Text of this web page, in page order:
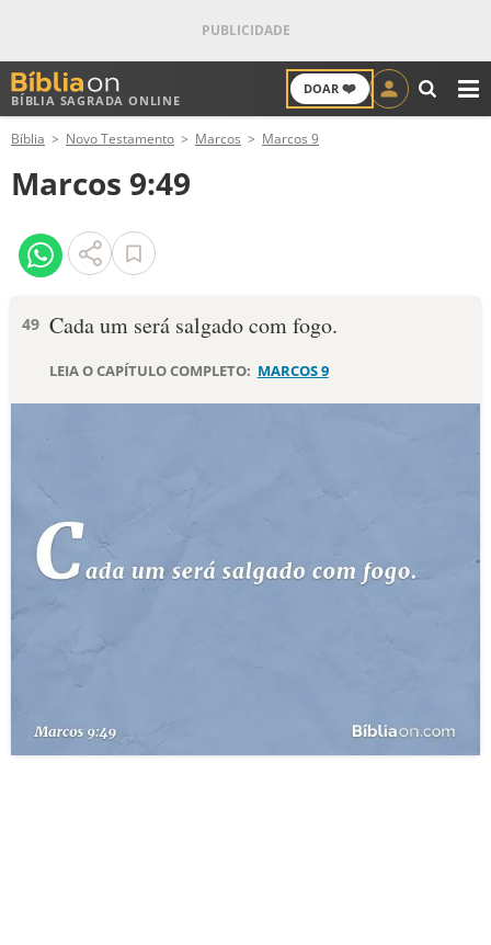
BÍBLIA SAGRADA ONLINE
DOAR ❤️
ANTIGO TESTAMENTO
NOVO TESTAMENTO
VERSÍCULOS
PALAVRA DO DIA
10 MANDAMENTOS
ESTUDOS BÍBLICOS
ESBOÇOS DE PREGAÇÃO
PERGUNTE À BÍBLIA IA
Bíblia Novo Testamento Marcos Marcos 9
Marcos 9:49
49 Cada um será salgado com fogo.
LEIA O CAPÍTULO COMPLETO: MARCOS 9